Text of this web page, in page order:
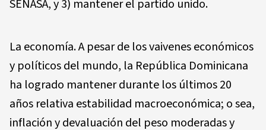
SENASA, y 3) mantener el partido unido.
La economía. A pesar de los vaivenes económicos
y políticos del mundo, la República Dominicana
ha logrado mantener durante los últimos 20
años relativa estabilidad macroeconómica; o sea,
inflación y devaluación del peso moderadas y